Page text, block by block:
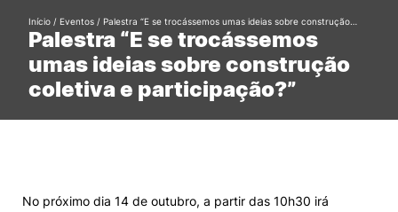
Cursos
Candidatos
Investigação e Projetos
Search
Formative Offer General
Palestra “E se trocássemos
umas ideias sobre construção
coletiva e participação?”
Início / Eventos / Palestra “E se trocássemos umas ideias sobre construção…
No próximo dia 14 de outubro, a partir das 10h30 irá